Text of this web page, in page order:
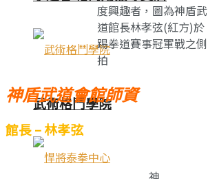
武術格鬥學院
度興趣者，圖為神盾武
道館長林孝弦(紅方)於
踢拳道賽事冠軍戰之側
拍
神盾武道會館師資
館長 –林孝弦